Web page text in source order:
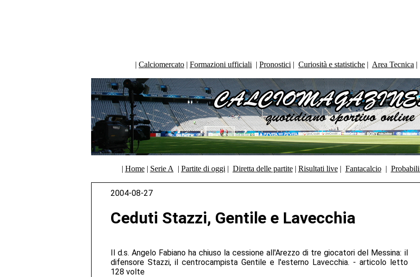
| Calciomercato | Formazioni ufficiali | Pronostici | Curiosità e statistiche | Area Tecnica |
| Home| Serie A | Partite di oggi | Diretta delle partite| Risultati live| Fantacalcio|
2004-08-27
Ceduti Stazzi, Gentile e Lavecchia
Il d.s. Angelo Fabiano ha chiuso la cessione all'Arezzo di tre giocatori del Messina: il
difensore Stazzi, il centrocampista Gentile e l'esterno Lavecchia. - articolo letto
128 volte